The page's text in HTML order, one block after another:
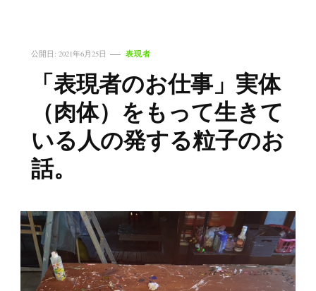
公開日: 2021年6月25日 表現者
「表現者のお仕事」実体
（肉体）をもって生きて
いる人の発する粒子のお
話。